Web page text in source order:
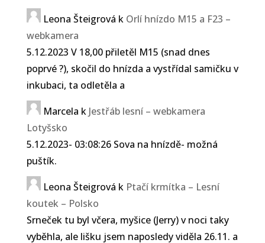
Leona Šteigrová k Orlí hnízdo M15 a F23 –
webkamera
5.12.2023 V 18,00 přiletěl M15 (snad dnes
poprvé ?), skočil do hnízda a vystřídal samičku v
inkubaci, ta odletěla a
Marcela k Jestřáb lesní – webkamera
Lotyšsko
5.12.2023- 03:08:26 Sova na hnízdě- možná
puštík.
Leona Šteigrová k Ptačí krmítka – Lesní
koutek – Polsko
Srneček tu byl včera, myšice (Jerry) v noci taky
vyběhla, ale lišku jsem naposledy viděla 26.11. a